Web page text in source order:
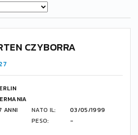
CZYBORRA
ANNI NATO IL:
03/05/1999
PESO: -